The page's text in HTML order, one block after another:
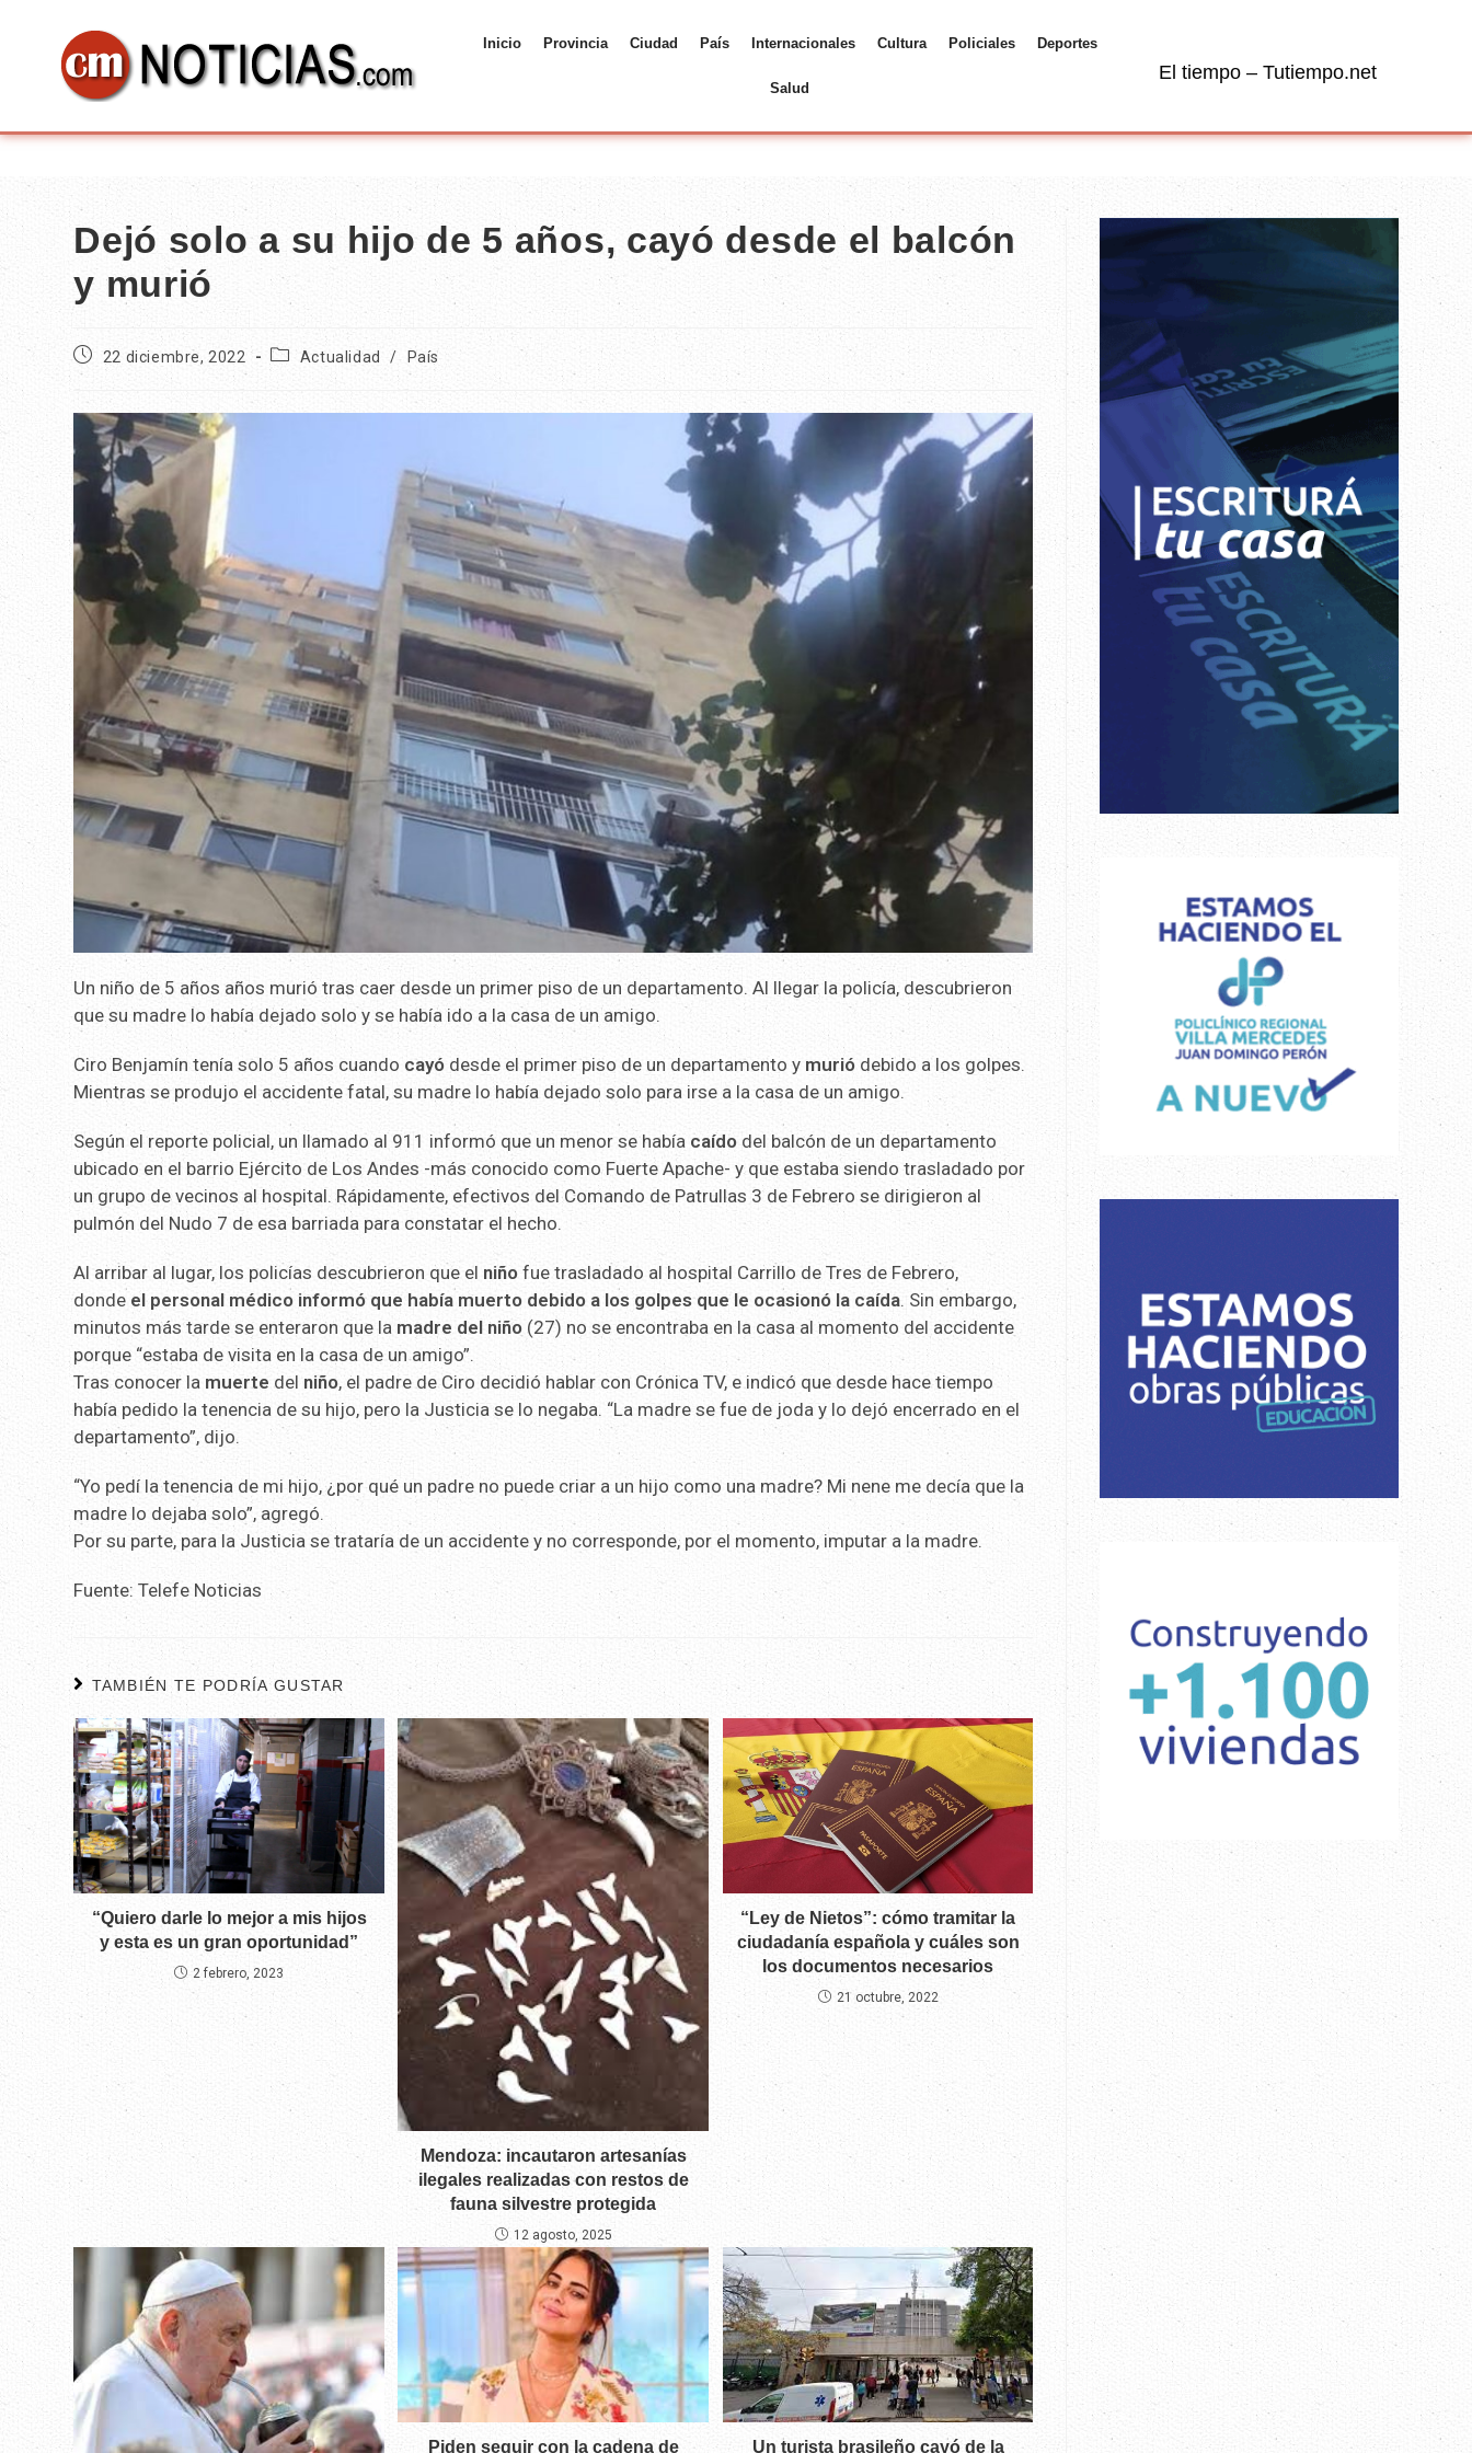
Inicio Provincia Ciudad País Internacionales Cultura Policiales Deportes
Salud
El tiempo – Tutiempo.net
Dejó solo a su hijo de 5 años, cayó desde el balcón
y murió
22 diciembre, 2022 Actualidad / País
Un niño de 5 años años murió tras caer desde un primer piso de un departamento. Al llegar la policía, descubrieron
que su madre lo había dejado solo y se había ido a la casa de un amigo.
Ciro Benjamín tenía solo 5 años cuando cayó desde el primer piso de un departamento y murió debido a los golpes.
Mientras se produjo el accidente fatal, su madre lo había dejado solo para irse a la casa de un amigo.
Según el reporte policial, un llamado al 911 informó que un menor se había caído del balcón de un departamento
ubicado en el barrio Ejército de Los Andes -más conocido como Fuerte Apache- y que estaba siendo trasladado por
un grupo de vecinos al hospital. Rápidamente, efectivos del Comando de Patrullas 3 de Febrero se dirigieron al
pulmón del Nudo 7 de esa barriada para constatar el hecho.
Al arribar al lugar, los policías descubrieron que el niñofue trasladado al hospital Carrillo de Tres de Febrero,
donde el personal médico informó que había muerto debido a los golpes que le ocasionó la caída. Sin embargo,
minutos más tarde se enteraron que la madre del niño (27) no se encontraba en la casa al momento del accidente
porque “estaba de visita en la casa de un amigo”.
Tras conocer la muerte del niño, el padre de Ciro decidió hablar con Crónica TV, e indicó que desde hace tiempo
había pedido la tenencia de su hijo, pero la Justicia se lo negaba. “La madre se fue de joda y lo dejó encerrado en el
departamento”, dijo.
“Yo pedí la tenencia de mi hijo, ¿por qué un padre no puede criar a un hijo como una madre? Mi nene me decía que la
madre lo dejaba solo”, agregó.
Por su parte, para la Justicia se trataría de un accidente y no corresponde, por el momento, imputar a la madre.
Fuente: Telefe Noticias
TAMBIÉN TE PODRÍA GUSTAR
“Quiero darle lo mejor a mis hijos
y esta es un gran oportunidad”
2 febrero, 2023
Mendoza: incautaron artesanías
ilegales realizadas con restos de
fauna silvestre protegida
12 agosto, 2025
“Ley de Nietos”: cómo tramitar la
ciudadanía española y cuáles son
los documentos necesarios
21 octubre, 2022
Piden seguir con la cadena de Un turista brasileño cayó de la